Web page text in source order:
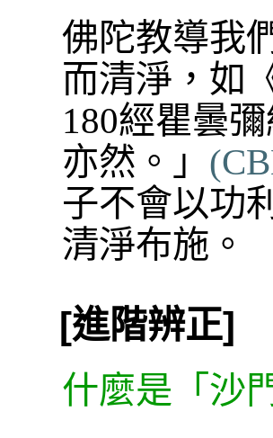
佛陀教導我
而清淨，如
180經瞿曇
亦然。」
子不會以功
清淨布施。
[進階辨正]
什麼是「沙